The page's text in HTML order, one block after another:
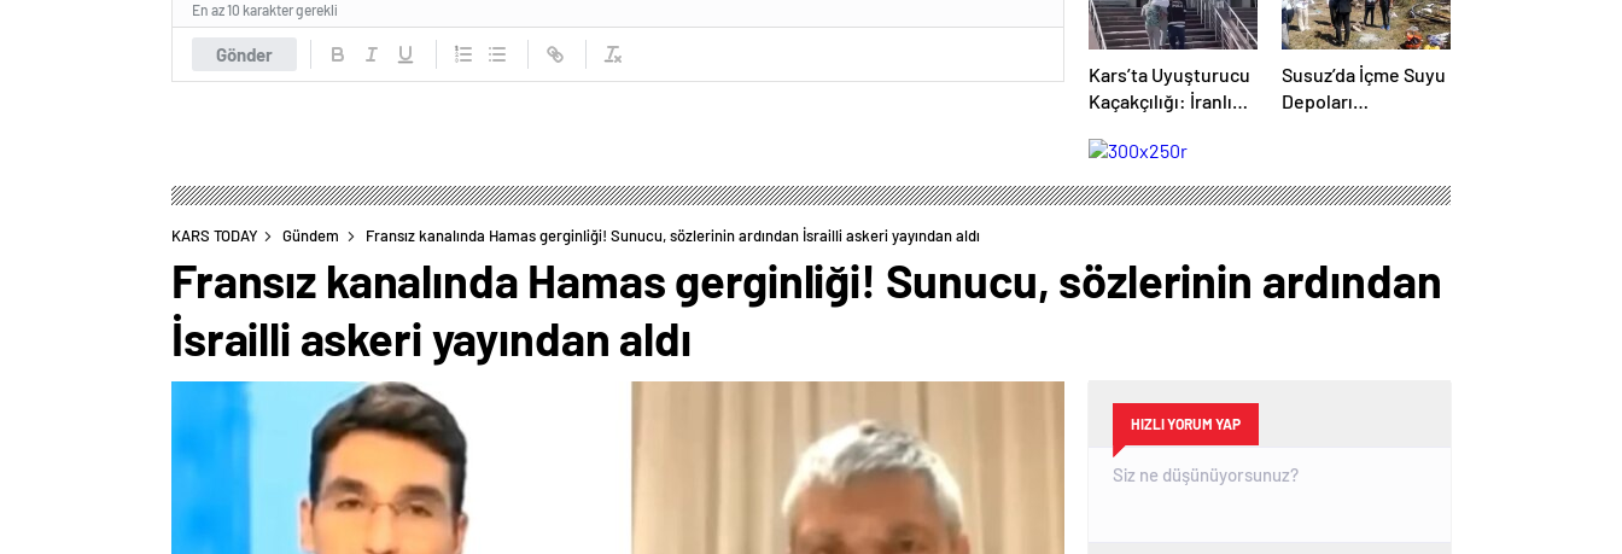
Gönder
En az 10 karakter gerekli
Kars’ta Uyuşturucu
Kaçakçılığı: İranlı
203 Gram
Metamfetamin
Bulundu
Susuz’da İçme Suyu
Depoları
KARS TODAY Gündem Fransız kanalında Hamas gerginliği! Sunucu, sözlerinin ardından İsrailli askeri yayından aldı
Fransız kanalında Hamas gerginliği! Sunucu, sözlerinin ardından
İsrailli askeri yayından aldı
HIZLI YORUM YAP